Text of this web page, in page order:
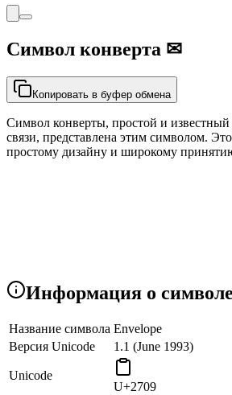
Символ конверта ✉
Копировать в буфер обмена
Символ конверты, простой и
связи, представлена этим символом.
простому дизайну и широкому
Информация о
Название символа Envelope
Версия Unicode
1.1 (June 1993)
Unicode
U+2709